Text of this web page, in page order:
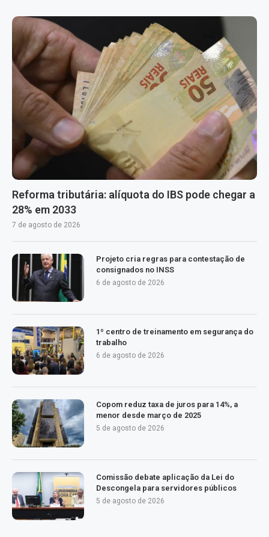
Reforma tributária: alíquota do IBS pode chegar a
28% em 2033
7 de agosto de 2026
Projeto cria regras para contestação de
consignados no INSS
6 de agosto de 2026
1º centro de treinamento em segurança do
trabalho
6 de agosto de 2026
Copom reduz taxa de juros para 14%, a
menor desde março de 2025
5 de agosto de 2026
Comissão debate aplicação da Lei do
Descongela para servidores públicos
5 de agosto de 2026